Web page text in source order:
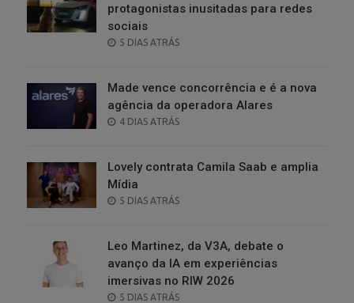
protagonistas inusitadas para redes
sociais
POSTED
5 DIAS ATRÁS
Made vence concorrência e é a nova
agência da operadora Alares
POSTED
4 DIAS ATRÁS
Lovely contrata Camila Saab e amplia
Mídia
POSTED
5 DIAS ATRÁS
Leo Martinez, da V3A, debate o
avanço da IA em experiências
imersivas no RIW 2026
POSTED
5 DIAS ATRÁS